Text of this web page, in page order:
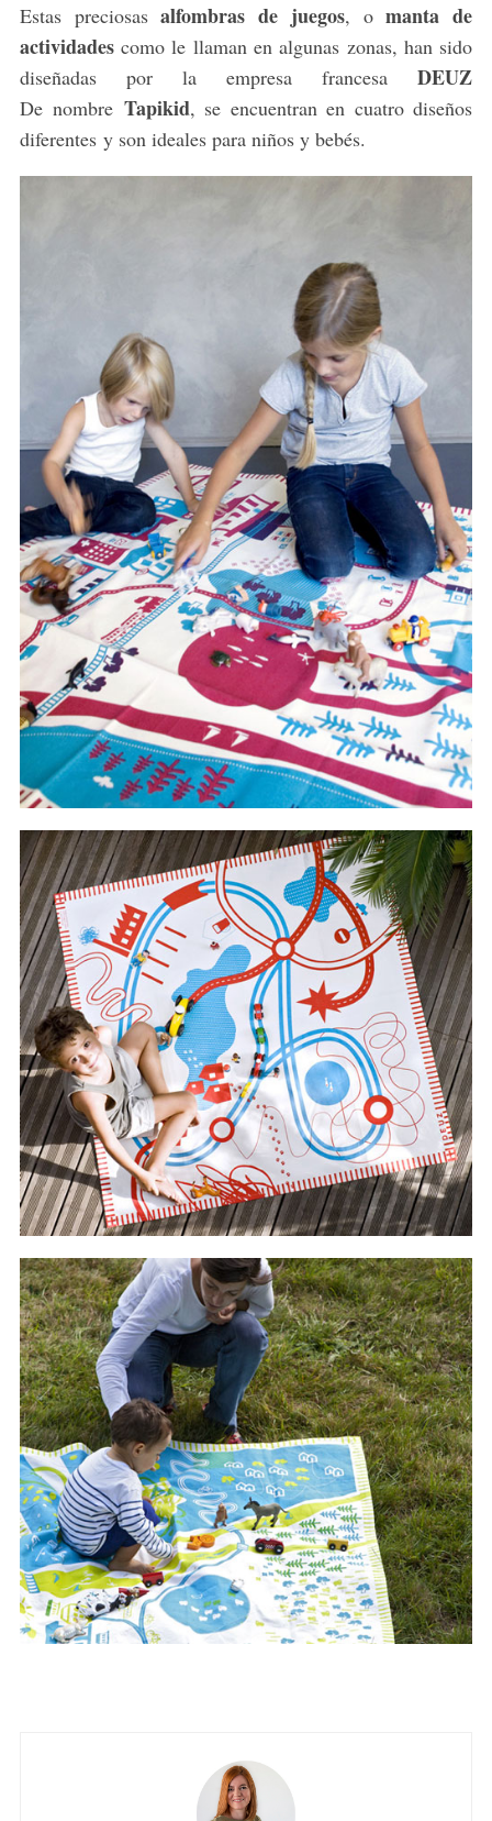
Estas preciosasalfombras de juegos, omanta de
actividadescomo le llaman en algunas zonas, han sido
diseñadas por la empresa francesaDEUZ
De nombre Tapikid, se encuentran en cuatro diseños
diferentes y son ideales para niños y bebés.